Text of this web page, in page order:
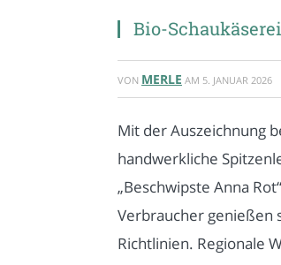
Bio-
VON MERLE AM 5. JANUAR 2026
Mit der Auszeichnung
handwerkliche
„Beschwipste Anna
Verbraucher genießen
Richtlinien. Regionale